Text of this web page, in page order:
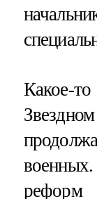
Какое-
реформ